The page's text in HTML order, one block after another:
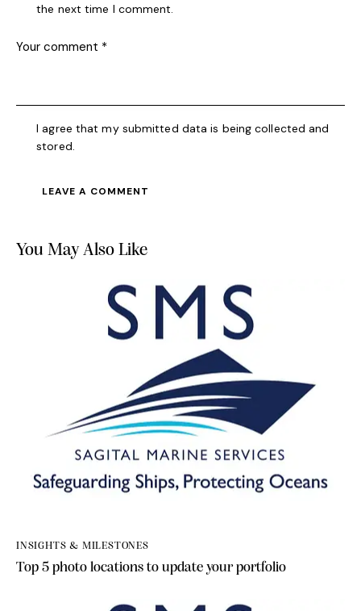
the next time I comment.
I agree that my submitted data is being collected and
stored.
You May Also Like
INSIGHTS & MILESTONES
Top 5 photo locations to update your portfolio